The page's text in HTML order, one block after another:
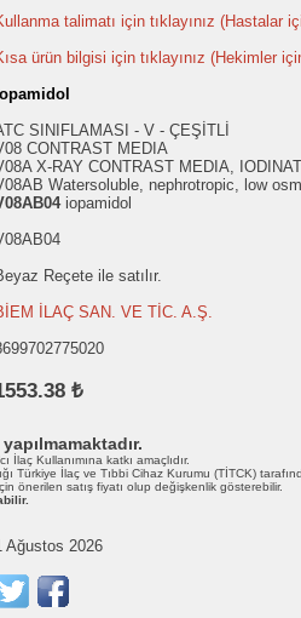
talimatı için tıklayınız (Hastalar
ürün bilgisi için tıklayınız (Hekimler
SINIFLAMASI - V - ÇEŞİTLİ
CONTRAST MEDIA
X-RAY CONTRAST MEDIA,
Watersoluble, nephrotropic, low
iopamidol
Reçete ile satılır.
İLAÇ SAN. VE TİC. A.Ş.
₺
İlaç Kullanımına katkı amaçlıdır.
Türkiye İlaç ve Tıbbi Cihaz Kurumu (TİTCK)
önerilen satış fiyatı olup değişkenlik gösterebilir.
Ağustos 2026